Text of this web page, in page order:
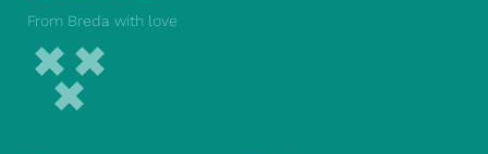
From Breda with love